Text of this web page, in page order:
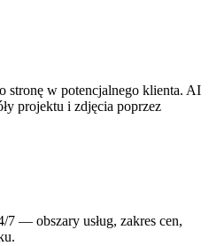
stronę w potencjalnego klienta. AI
projektu i zdjęcia poprzez
7 — obszary usług, zakres cen,